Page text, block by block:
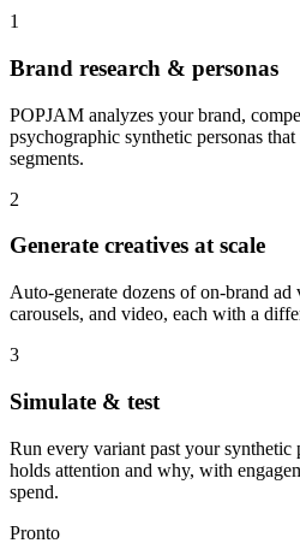
1
Brand research & personas
POPJAM analyzes your brand,
psychographic synthetic personas
segments.
2
Generate creatives at scale
Auto-generate dozens of on-brand ad
carousels, and video, each with a
3
Simulate & test
Run every variant past your synthetic
holds attention and why, with
spend.
Pronto